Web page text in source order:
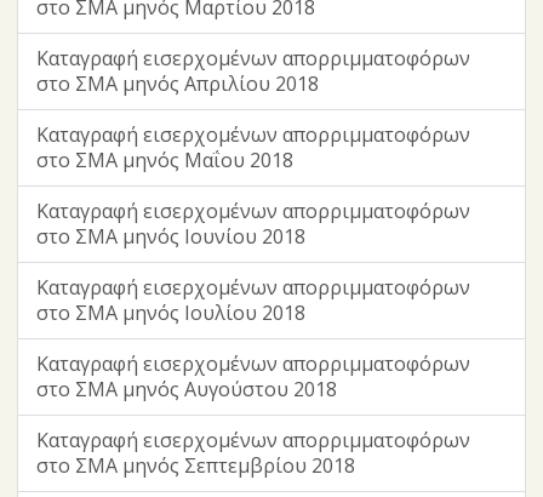
στο ΣΜΑ μηνός Μαρτίου 2018
Καταγραφή εισερχομένων απορριμματοφόρων
στο ΣΜΑ μηνός Απριλίου 2018
Καταγραφή εισερχομένων απορριμματοφόρων
στο ΣΜΑ μηνός Μαΐου 2018
Καταγραφή εισερχομένων απορριμματοφόρων
στο ΣΜΑ μηνός Ιουνίου 2018
Καταγραφή εισερχομένων απορριμματοφόρων
στο ΣΜΑ μηνός Ιουλίου 2018
Καταγραφή εισερχομένων απορριμματοφόρων
στο ΣΜΑ μηνός Αυγούστου 2018
Καταγραφή εισερχομένων απορριμματοφόρων
στο ΣΜΑ μηνός Σεπτεμβρίου 2018